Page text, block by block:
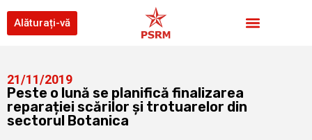
Alăturați-vă
21/11/2019
Peste o lună se planifică finalizarea
reparației scărilor și trotuarelor din
sectorul Botanica